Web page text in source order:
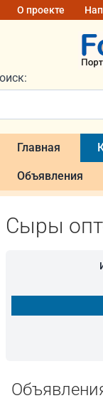
О проекте
Главная
Объявления
Сыры